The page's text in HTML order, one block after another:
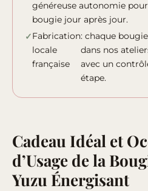
généreuse autonomie
bougie jour après jour.
Fabrication
locale
française
: chaque
dans nos
avec un
étape.
Cadeau Idéal et
d’Usage de la
Yuzu Énergisant